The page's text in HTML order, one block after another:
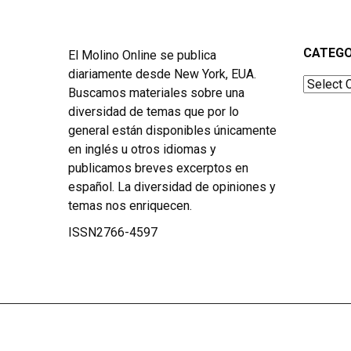
El Molino Online se publica
diariamente desde New York, EUA.
Buscamos materiales sobre una
diversidad de temas que por lo
general están disponibles únicamente
en inglés u otros idiomas y
publicamos breves excerptos en
español. La diversidad de opiniones y
temas nos enriquecen.
ISSN2766-4597